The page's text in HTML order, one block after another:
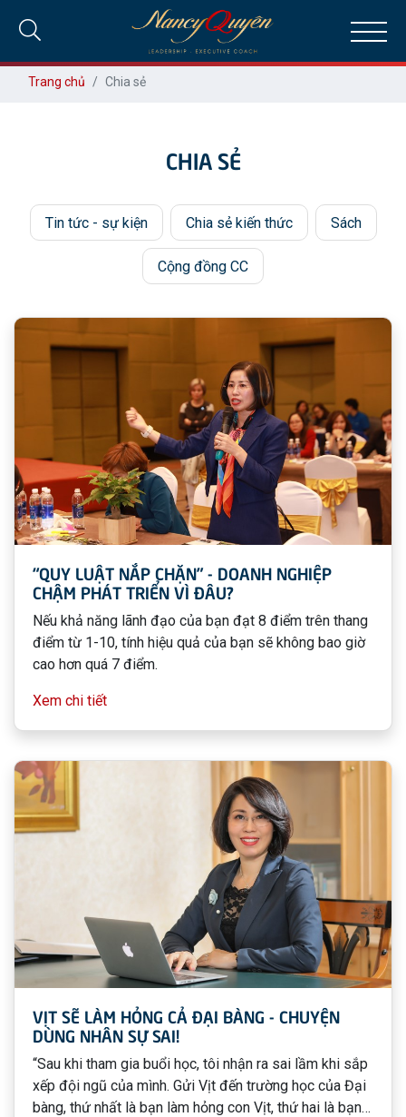
Trang chủ Chia sẻ
CHIA SẺ
Tin tức - sự kiện Chia sẻ kiến thức Sách
Cộng đồng CC
“QUY LUẬT NẮP CHẶN” - DOANH NGHIỆP
CHẬM PHÁT TRIỂN VÌ ĐÂU?
Nếu khả năng lãnh đạo của bạn đạt 8 điểm trên thang
điểm từ 1-10, tính hiệu quả của bạn sẽ không bao giờ
cao hơn quá 7 điểm.
Xem chi tiết
VỊT SẼ LÀM HỎNG CẢ ĐẠI BÀNG - CHUYỆN
DÙNG NHÂN SỰ SAI!
“Sau khi tham gia buổi học, tôi nhận ra sai lầm khi sắp
xếp đội ngũ của mình. Gửi Vịt đến trường học của Đại
bàng, thứ nhất là bạn làm hỏng con Vịt, thứ hai là bạn